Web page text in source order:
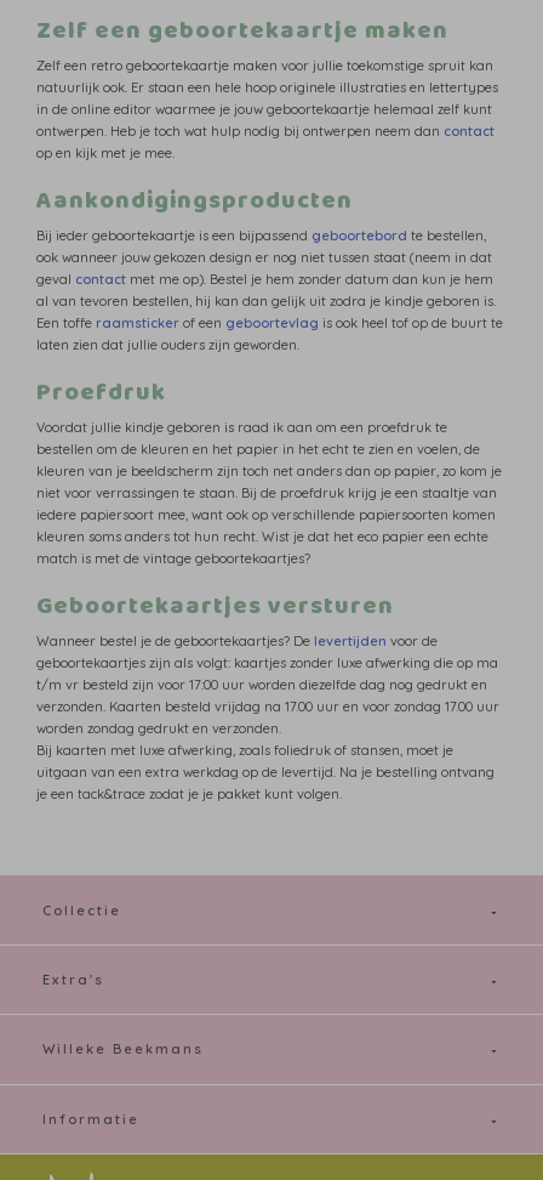
Zelf een geboortekaartje maken
Zelf een retro geboortekaartje maken voor jullie toekomstige spruit kan
natuurlijk ook. Er staan een hele hoop originele illustraties en lettertypes
in de online editor waarmee je jouw geboortekaartje helemaal zelf kunt
ontwerpen. Heb je toch wat hulp nodig bij ontwerpen neem dan contact
op en kijk met je mee.
Aankondigingsproducten
Bij ieder geboortekaartje is een bijpassend geboortebord te bestellen,
ook wanneer jouw gekozen design er nog niet tussen staat (neem in dat
geval contact met me op). Bestel je hem zonder datum dan kun je hem
al van tevoren bestellen, hij kan dan gelijk uit zodra je kindje geboren is.
Een toffe raamsticker of een geboortevlag is ook heel tof op de buurt te
laten zien dat jullie ouders zijn geworden.
Proefdruk
Voordat jullie kindje geboren is raad ik aan om een proefdruk te
bestellen om de kleuren en het papier in het echt te zien en voelen, de
kleuren van je beeldscherm zijn toch net anders dan op papier, zo kom je
niet voor verrassingen te staan. Bij de proefdruk krijg je een staaltje van
iedere papiersoort mee, want ook op verschillende papiersoorten komen
kleuren soms anders tot hun recht. Wist je dat het eco papier een echte
match is met de vintage geboortekaartjes?
Geboortekaartjes versturen
Wanneer bestel je de geboortekaartjes? De levertijden voor de
geboortekaartjes zijn als volgt: kaartjes zonder luxe afwerking die op ma
t/m vr besteld zijn voor 17:00 uur worden diezelfde dag nog gedrukt en
verzonden. Kaarten besteld vrijdag na 17.00 uur en voor zondag 17.00 uur
worden zondag gedrukt en verzonden.
Bij kaarten met luxe afwerking, zoals foliedruk of stansen, moet je
uitgaan van een extra werkdag op de levertijd. Na je bestelling ontvang
je een tack&trace zodat je je pakket kunt volgen.
Collectie
Extra's
Willeke Beekmans
Informatie